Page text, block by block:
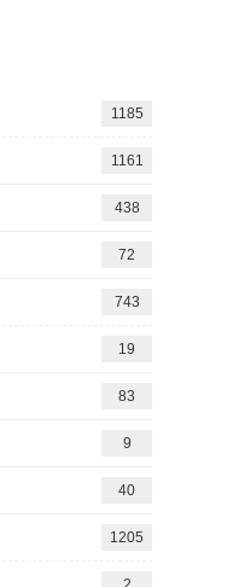
1185
1161
438
72
743
19
83
9
40
1205